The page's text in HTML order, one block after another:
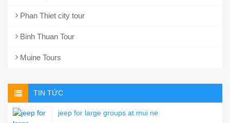
Phan Thiet city tour
Binh Thuan Tour
Muine Tours
TIN TỨC
jeep for large groups at mui ne